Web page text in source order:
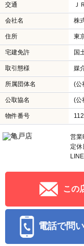
交通
会社名 株
住所 東
宅建免許 国
取引態様 媒
所属団体名 (公
公取協名 (公
物件番号
営
定休
この
電話で問